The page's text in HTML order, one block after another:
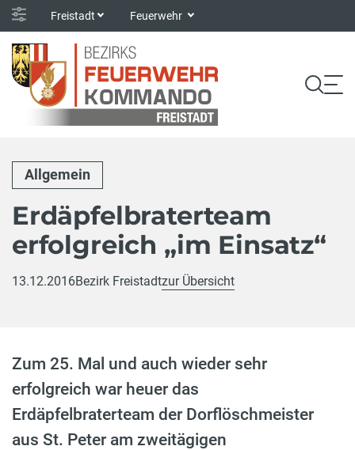
Freistadt Feuerwehr
Allgemein
Erdäpfelbraterteam
erfolgreich „im Einsatz“
13.12.2016Bezirk Freistadtzur Übersicht
Zum 25. Mal und auch wieder sehr
erfolgreich war heuer das
Erdäpfelbraterteam der Dorflöschmeister
aus St. Peter am zweitägigen